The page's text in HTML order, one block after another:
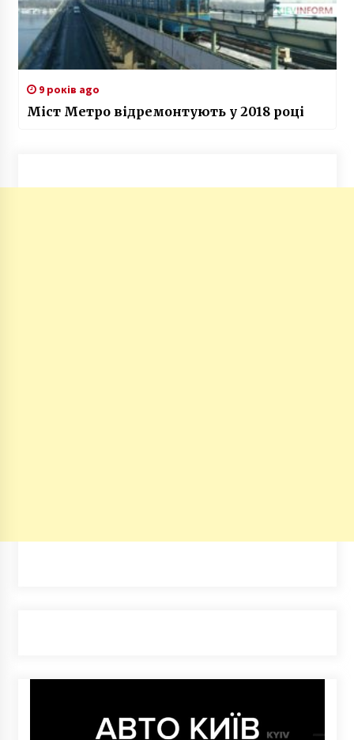
9 років ago
Міст Метро відремонтують у 2018 році